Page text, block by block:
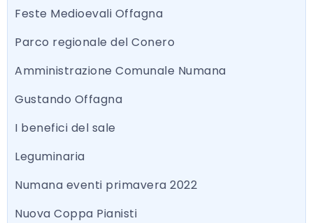
Feste Medioevali Offagna
Parco regionale del Conero
Amministrazione Comunale Numana
Gustando Offagna
I benefici del sale
Leguminaria
Numana eventi primavera 2022
Nuova Coppa Pianisti